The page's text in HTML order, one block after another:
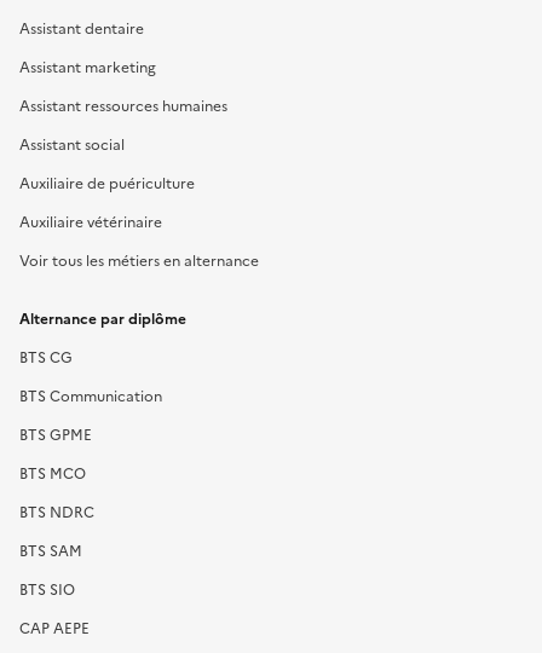
Assistant dentaire
Assistant marketing
Assistant ressources humaines
Assistant social
Auxiliaire de puériculture
Auxiliaire vétérinaire
Voir tous les métiers en alternance
Alternance par diplôme
BTS CG
BTS Communication
BTS GPME
BTS MCO
BTS NDRC
BTS SAM
BTS SIO
CAP AEPE